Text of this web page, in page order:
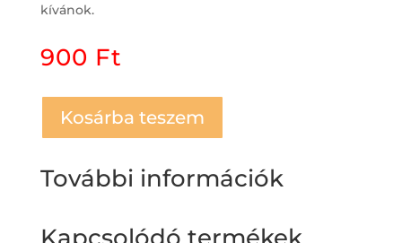
kívánok.
900 Ft
Kosárba teszem
További információk
Kapcsolódó termékek